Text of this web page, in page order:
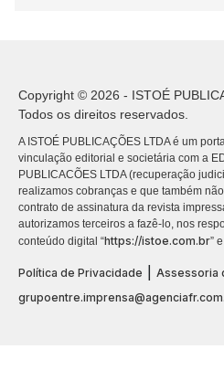
Copyright © 2026 - ISTOÉ
Todos os direitos reservados.
A ISTOÉ PUBLICAÇÕES LTDA é um
vinculação editorial e societária com a
PUBLICACÕES LTDA (recuperação
realizamos cobranças e que também
contrato de assinatura da revista
autorizamos terceiros a fazê-lo, nos
conteúdo digital “https://istoe.com.br”
Política de Privacidade
Assessoria